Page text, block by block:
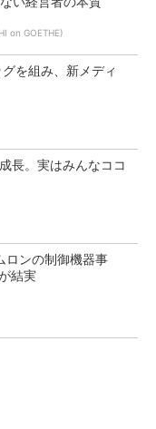
on GOETHE)
を組み、新メディ
長。実はみんなココ
ロンの制御機器事
結実